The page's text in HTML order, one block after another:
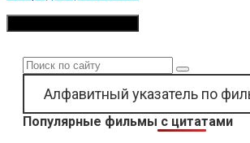
Поиск:
Алфавитный указатель по
Популярные фильмы с цитатами